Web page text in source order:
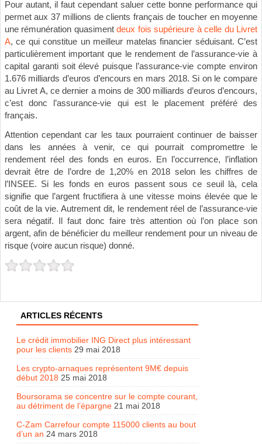
Pour autant, il faut cependant saluer cette bonne performance qui
permet aux 37 millions de clients français de toucher en moyenne
une rémunération quasimentdeux fois supérieure à celle du Livret
A, ce qui constitue un meilleur matelas financier séduisant. C’est
particulièrement important que le rendement de l’assurance-vie à
capital garanti soit élevé puisque l’assurance-vie compte environ
1.676 milliards d’euros d’encours en mars 2018. Si on le compare
au Livret A, ce dernier a moins de 300 milliards d’euros d’encours,
c’est donc l’assurance-vie qui est le placement préféré des
français.
Attention cependant car les taux pourraient continuer de baisser
dans les années à venir, ce qui pourrait compromettre le
rendement réel des fonds en euros. En l’occurrence, l’inflation
devrait être de l’ordre de 1,20% en 2018 selon les chiffres de
l’INSEE. Si les fonds en euros passent sous ce seuil là, cela
signifie que l’argent fructifiera à une vitesse moins élevée que le
coût de la vie. Autrement dit, le rendement réel de l’assurance-vie
sera négatif. Il faut donc faire très attention où l’on place son
argent, afin de bénéficier du meilleur rendement pour un niveau de
risque (voire aucun risque) donné.
ARTICLES RÉCENTS
Le crédit immobilier ING Direct plus intéressant
pour les clients 29 mai 2018
Les crypto-arnaques représentent 9M€ depuis
début 2018 25 mai 2018
Boursorama se concentre sur le compte courant,
au détriment de l’épargne 21 mai 2018
C-Zam Carrefour compte 115000 clients au bout
d’un an 24 mars 2018